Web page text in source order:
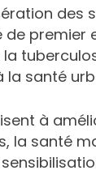
des
premier
la santé
à
la santé